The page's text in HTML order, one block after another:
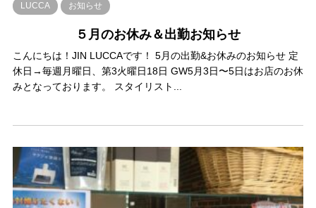
LUCCA お知らせ
５月のお休み＆出勤お知らせ
こんにちは！JIN LUCCAです！ 5月の出勤&お休みのお知らせ 定
休日→毎週月曜日、第3火曜日18日 GW5月3日〜5日はお店のお休
みとなっております。 スタイリスト...